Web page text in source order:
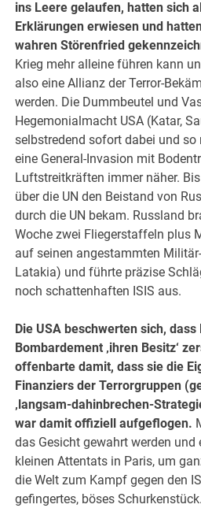
ins Leere gelaufen, hatten sich
Erklärungen erwiesen und
wahren Störenfried
Krieg mehr alleine führen kann
also eine Allianz der Terror-
werden. Die Dummbeutel und
Hegemonialmacht USA (Katar,
selbstredend sofort dabei und
eine General-Invasion mit
Luftstreitkräften immer näher.
über die UN den Beistand von
durch die UN bekam. Russland
Woche zwei Fliegerstaffeln plus
auf seinen angestammten
Latakia) und führte präzise
noch schattenhaften ISIS aus.
Die USA beschwerten sich, dass
Bombardement ‚ihren Besitz‘
offenbarte damit, dass sie die
Finanziers der Terrorgruppen
‚langsam-dahinbrechen-
war damit offiziell aufgeflogen.
das Gesicht gewahrt werden und
kleinen Attentats in Paris, um
die Welt zum Kampf gegen den
gefingertes, böses